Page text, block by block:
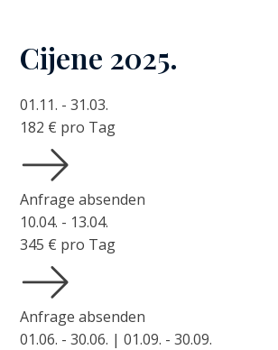
Cijene 2025.
01.11. - 31.03.
182 € pro Tag
Anfrage absenden
10.04. - 13.04.
345 € pro Tag
Anfrage absenden
01.06. - 30.06. | 01.09. - 30.09.